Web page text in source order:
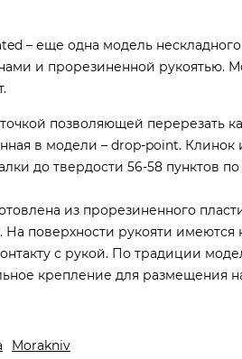
– еще одна модель
и прорезиненной рукоятью.
позволяющей перерезать
в модели – drop-point.
до твердости 56-58 пунктов
из прорезиненного
поверхности рукояти
с рукой. По традиции
крепление для размещения
Morakniv